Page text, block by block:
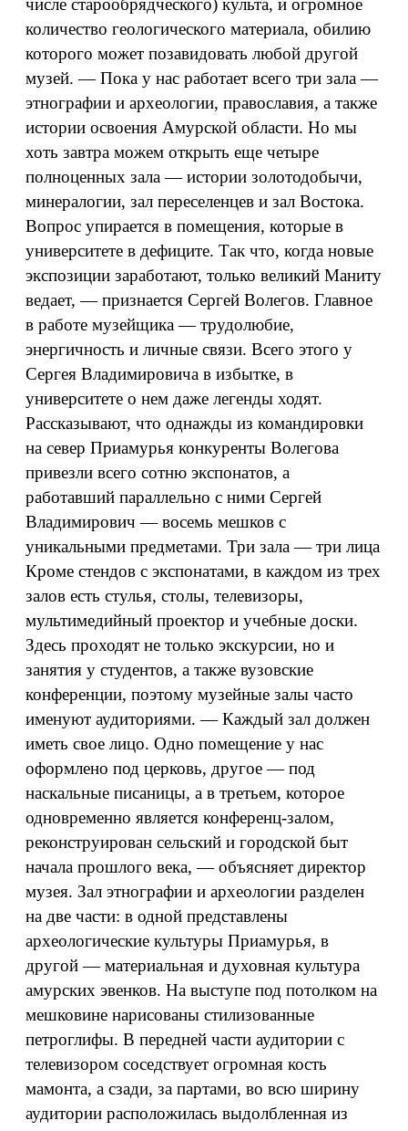
числе старообрядческого) культа, и огромное
количество геологического материала, обилию
которого может позавидовать любой другой
музей. — Пока у нас работает всего три зала —
этнографии и археологии, православия, а также
истории освоения Амурской области. Но мы
хоть завтра можем открыть еще четыре
полноценных зала — истории золотодобычи,
минералогии, зал переселенцев и зал Востока.
Вопрос упирается в помещения, которые в
университете в дефиците. Так что, когда новые
экспозиции заработают, только великий Маниту
ведает, — признается Сергей Волегов. Главное
в работе музейщика — трудолюбие,
энергичность и личные связи. Всего этого у
Сергея Владимировича в избытке, в
университете о нем даже легенды ходят.
Рассказывают, что однажды из командировки
на север Приамурья конкуренты Волегова
привезли всего сотню экспонатов, а
работавший параллельно с ними Сергей
Владимирович — восемь мешков с
уникальными предметами. Три зала — три лица
Кроме стендов с экспонатами, в каждом из трех
залов есть стулья, столы, телевизоры,
мультимедийный проектор и учебные доски.
Здесь проходят не только экскурсии, но и
занятия у студентов, а также вузовские
конференции, поэтому музейные залы часто
именуют аудиториями. — Каждый зал должен
иметь свое лицо. Одно помещение у нас
оформлено под церковь, другое — под
наскальные писаницы, а в третьем, которое
одновременно является конференц-залом,
реконструирован сельский и городской быт
начала прошлого века, — объясняет директор
музея. Зал этнографии и археологии разделен
на две части: в одной представлены
археологические культуры Приамурья, в
другой — материальная и духовная культура
амурских эвенков. На выступе под потолком на
мешковине нарисованы стилизованные
петроглифы. В передней части аудитории с
телевизором соседствует огромная кость
мамонта, а сзади, за партами, во всю ширину
аудитории расположилась выдолбленная из